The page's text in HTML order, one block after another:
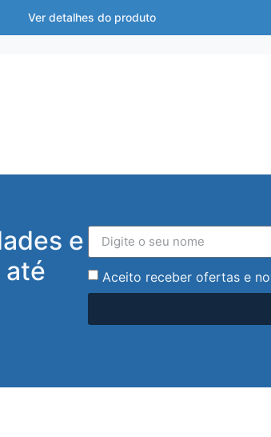
Ver detalhes do produto
e
até
Aceito receber ofertas e